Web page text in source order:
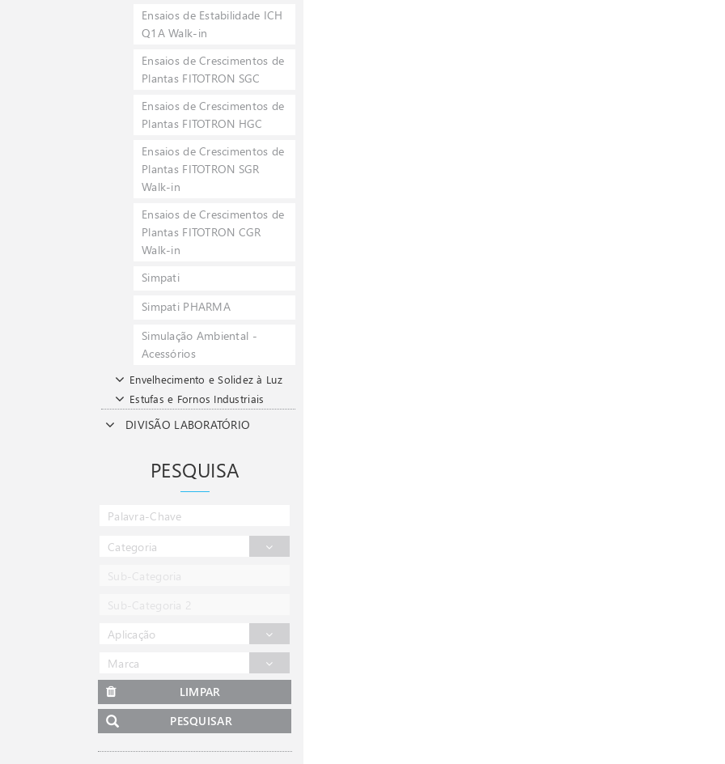
Ensaios de Estabilidade ICH
Q1A Walk-in
Ensaios de Crescimentos de
Plantas FITOTRON SGC
Ensaios de Crescimentos de
Plantas FITOTRON HGC
Ensaios de Crescimentos de
Plantas FITOTRON SGR
Walk-in
Ensaios de Crescimentos de
Plantas FITOTRON CGR
Walk-in
Simpati
Simpati PHARMA
Simulação Ambiental -
Acessórios
Envelhecimento e Solidez à Luz
Estufas e Fornos Industriais
DIVISÃO LABORATÓRIO
PESQUISA
Categoria
Aplicação
Marca
LIMPAR
PESQUISAR